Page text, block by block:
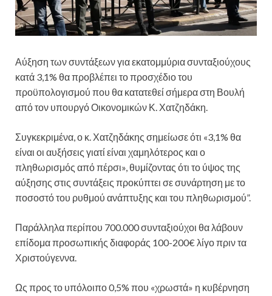
Αύξηση των συντάξεων για εκατομμύρια συνταξιούχους
κατά 3,1% θα προβλέπει το προσχέδιο του
προϋπολογισμού που θα κατατεθεί σήμερα στη Βουλή
από τον υπουργό Οικονομικών Κ. Χατζηδάκη.
Συγκεκριμένα, ο κ. Χατζηδάκης σημείωσε ότι «3,1% θα
είναι οι αυξήσεις γιατί είναι χαμηλότερος και ο
πληθωρισμός από πέρσι», θυμίζοντας ότι το ύψος της
αύξησης στις συντάξεις προκύπτει σε συνάρτηση με το
ποσοστό του ρυθμού ανάπτυξης και του πληθωρισμού”.
Παράλληλα περίπου 700.000 συνταξιούχοι θα λάβουν
επίδομα προσωπικής διαφοράς 100-200€ λίγο πριν τα
Χριστούγεννα.
Ως προς το υπόλοιπο 0,5% που «χρωστά» η κυβέρνηση